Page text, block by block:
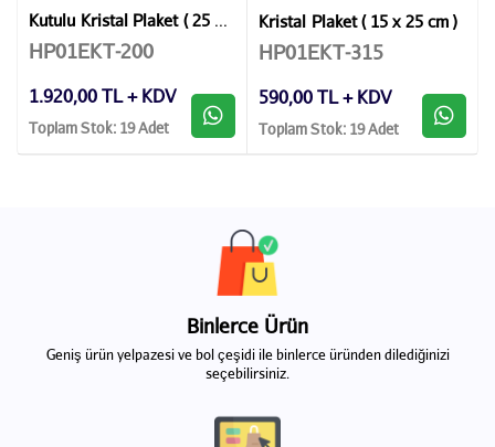
HP01EKT-200
1.920,00 TL + KDV
Toplam Stok: 19 Adet
Kristal Plaket ( 15 x 25 cm )
HP01EKT-315
590,00 TL + KDV
Toplam Stok: 19 Adet
Binlerce Ürün
Geniş ürün yelpazesi ve bol çeşidi ile binlerce üründen dilediğinizi
seçebilirsiniz.